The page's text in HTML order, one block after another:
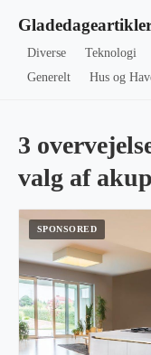
Diverse Teknologi
Generelt
Hus og
3
valg af